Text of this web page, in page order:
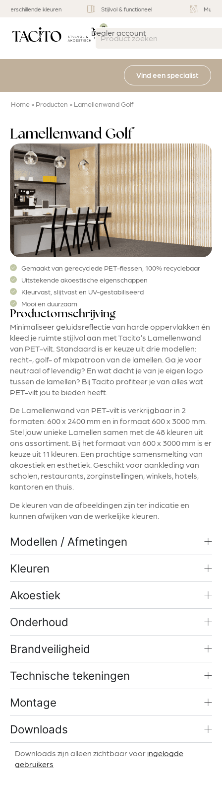
Stijlvol & functioneel Multifunctioneel
Dealer account
0
Vind een specialist
Home » Producten » Lamellenwand Golf
Lamellenwand Golf
Gemaakt van gerecyclede PET-flessen, 100% recyclebaar
Uitstekende akoestische eigenschappen
Kleurvast, slijtvast en UV-gestabiliseerd
Mooi en duurzaam
Productomschrijving
Minimaliseer geluidsreflectie van harde oppervlakken én
kleed je ruimte stijlvol aan met Tacito’s Lamellenwand
van PET-vilt. Standaard is er keuze uit drie modellen:
recht-, golf- of mixpatroon van de lamellen. Ga je voor
neutraal of levendig? En wat dacht je van je eigen logo
tussen de lamellen? Bij Tacito profiteer je van alles wat
PET-vilt jou te bieden heeft.
De Lamellenwand van PET-vilt is verkrijgbaar in 2
formaten: 600 x 2400 mm en in formaat 600 x 3000 mm.
Stel jouw unieke Lamellen samen met de 48 kleuren uit
ons assortiment. Bij het formaat van 600 x 3000 mm is er
keuze uit 11 kleuren. Een prachtige samensmelting van
akoestiek en esthetiek. Geschikt voor aankleding van
scholen, restaurants, zorginstellingen, winkels, hotels,
kantoren en thuis.
De kleuren van de afbeeldingen zijn ter indicatie en
kunnen afwijken van de werkelijke kleuren.
Modellen / Afmetingen
Kleuren
Akoestiek
Onderhoud
Brandveiligheid
Technische tekeningen
Montage
Downloads
Downloads zijn alleen zichtbaar voor ingelogde
gebruikers